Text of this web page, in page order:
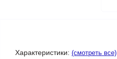
Характеристики: (смотреть все)